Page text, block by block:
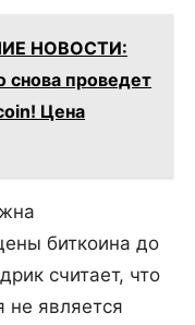
НОВОСТИ:
снова проведет
Цена
биткоина до
считает, что
не является